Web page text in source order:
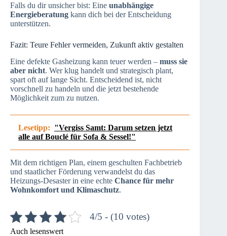
Falls du dir unsicher bist: Eine unabhängige
Energieberatung kann dich bei der Entscheidung
unterstützen.
Fazit: Teure Fehler vermeiden, Zukunft aktiv gestalten
Eine defekte Gasheizung kann teuer werden – muss sie
aber nicht. Wer klug handelt und strategisch plant,
spart oft auf lange Sicht. Entscheidend ist, nicht
vorschnell zu handeln und die jetzt bestehende
Möglichkeit zum zu nutzen.
Lesetipp: "Vergiss Samt: Darum setzen jetzt
alle auf Bouclé für Sofa & Sessel!"
Mit dem richtigen Plan, einem geschulten Fachbetrieb
und staatlicher Förderung verwandelst du das
Heizungs-Desaster in eine echte Chance für mehr
Wohnkomfort und Klimaschutz.
4/5 - (10 votes)
Auch lesenswert